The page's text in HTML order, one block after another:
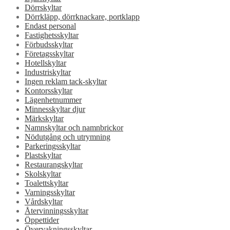
Dörrskyltar
Dörrkläpp, dörrknackare, portklapp
Endast personal
Fastighetsskyltar
Förbudsskyltar
Företagsskyltar
Hotellskyltar
Industriskyltar
Ingen reklam tack-skyltar
Kontorsskyltar
Lägenhetnummer
Minnesskyltar djur
Märkskyltar
Namnskyltar och namnbrickor
Nödutgång och utrymning
Parkeringsskyltar
Plastskyltar
Restaurangskyltar
Skolskyltar
Toalettskyltar
Varningsskyltar
Vårdskyltar
Återvinningsskyltar
Öppettider